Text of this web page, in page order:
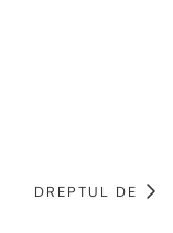
DREPTUL DE